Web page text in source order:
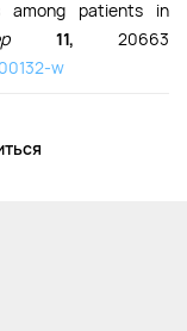
among patients in
11,20663
w